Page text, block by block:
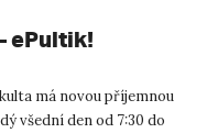
ePultik!
má novou příjemnou
všední den od 7:30 do